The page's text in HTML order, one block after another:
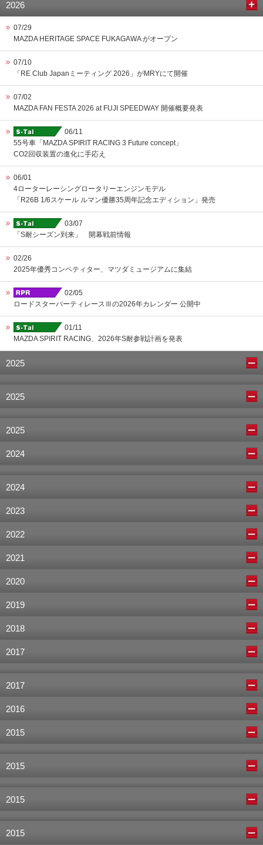
2026
07/29
MAZDA HERITAGE SPACE FUKAGAWA がオープン
07/10
「RE Club Japanミーティング 2026」がMRYにて開催
07/02
MAZDA FAN FESTA 2026 at FUJI SPEEDWAY 開催概要発表
06/11
55号車「MAZDA SPIRIT RACING 3 Future concept」
CO2回収装置の進化に手応え
06/01
4ローターレーシングロータリーエンジンモデル
「R26B 1/6スケール ルマン優勝35周年記念エディション」発売
03/07
「S耐シーズン到来」 開幕戦前情報
02/26
2025年優秀コンペティター、マツダミュージアムに集結
02/05
ロードスターパーティレースⅢの2026年カレンダー 公開中
01/11
MAZDA SPIRIT RACING、2026年S耐参戦計画を発表
2025
2025
2025
2024
2024
2023
2022
2021
2020
2019
2018
2017
2017
2016
2015
2015
2015
2015